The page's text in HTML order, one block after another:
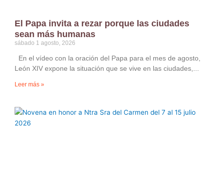
El Papa invita a rezar porque las ciudades
sean más humanas
sábado 1 agosto, 2026
En el vídeo con la oración del Papa para el mes de agosto,
León XIV expone la situación que se vive en las ciudades,
Leer más »